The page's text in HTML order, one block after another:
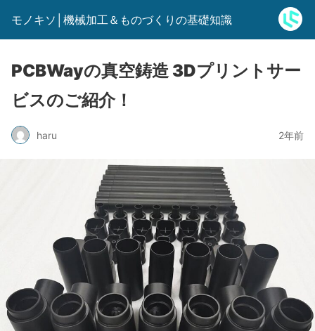
モノキソ│機械加工＆ものづくりの基礎知識
PCBWayの真空鋳造 3Dプリントサー
ビスのご紹介！
haru 2年前